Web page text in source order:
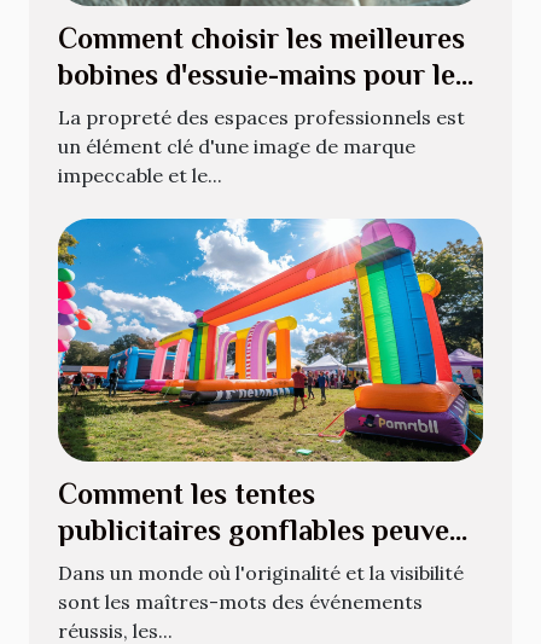
Comment choisir les meilleures
bobines d'essuie-mains pour les
espaces professionnels
La propreté des espaces professionnels est
un élément clé d'une image de marque
impeccable et le...
Comment les tentes
publicitaires gonflables peuvent
révolutionner vos événements
Dans un monde où l'originalité et la visibilité
sont les maîtres-mots des événements
réussis, les...